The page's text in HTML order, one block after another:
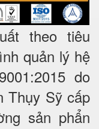
theo tiêu
quản lý hệ
do
Thụy Sỹ cấp
sản phẩn